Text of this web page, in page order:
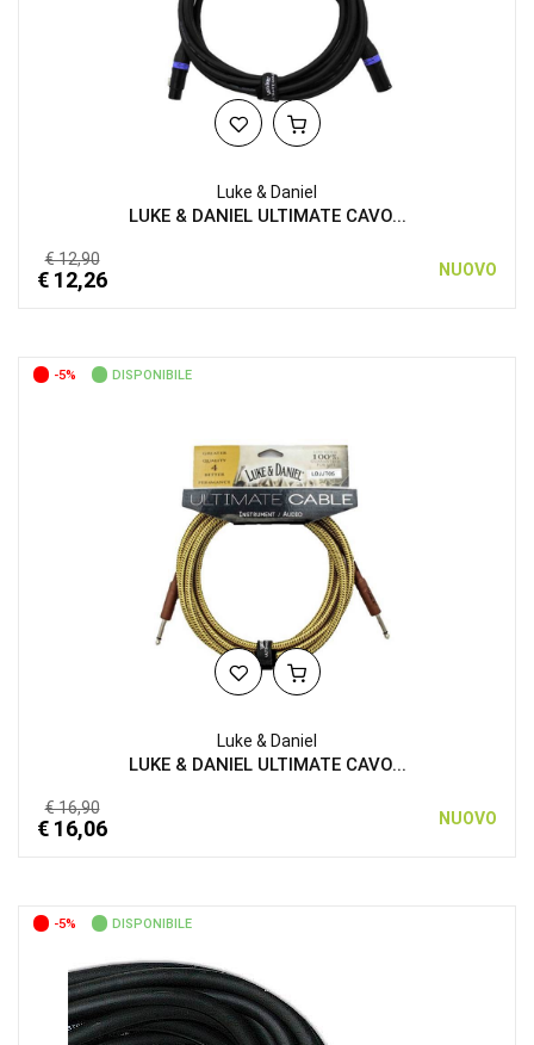
Luke & Daniel
LUKE & DANIEL ULTIMATE CAVO...
€ 12,90
€ 12,26 NUOVO
-5% DISPONIBILE
Luke & Daniel
LUKE & DANIEL ULTIMATE CAVO...
€ 16,90
€ 16,06 NUOVO
-5% DISPONIBILE